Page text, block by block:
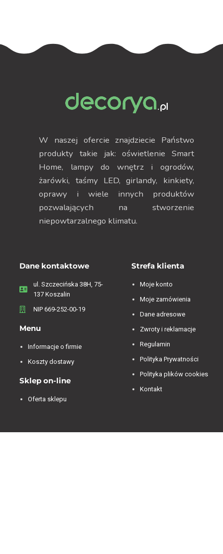
W naszej ofercie znajdziecie Państwo
produkty takie jak: oświetlenie Smart
Home, lampy do wnętrz i ogrodów,
żarówki, taśmy LED, girlandy, kinkiety,
oprawy i wiele innych produktów
pozwalających na stworzenie
niepowtarzalnego klimatu.
Dane kontaktowe
ul. Szczecińska 38H, 75-
137 Koszalin
NIP 669-252-00-19
Menu
Informacje o firmie
Koszty dostawy
Sklep on-line
Oferta sklepu
Strefa klienta
Moje konto
Moje zamówienia
Dane adresowe
Zwroty i reklamacje
Regulamin
Polityka Prywatności
Polityka plików cookies
Kontakt